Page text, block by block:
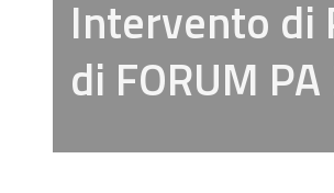
Intervento di
di FORUM